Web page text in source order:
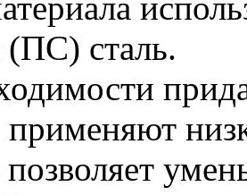
(ПС) сталь.
применяют